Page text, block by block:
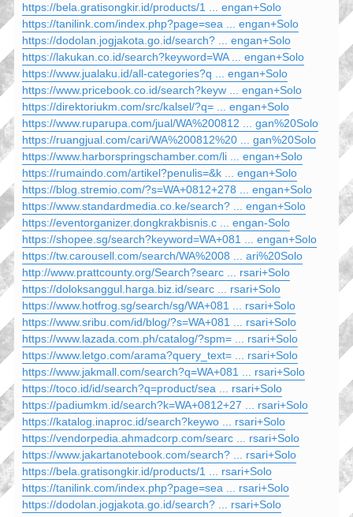
https://bela.gratisongkir.id/products/1 ... engan+Solo
https://tanilink.com/index.php?page=sea ... engan+Solo
https://dodolan.jogjakota.go.id/search? ... engan+Solo
https://lakukan.co.id/search?keyword=WA ... engan+Solo
https://www.jualaku.id/all-categories?q ... engan+Solo
https://www.pricebook.co.id/search?keyw ... engan+Solo
https://direktoriukm.com/src/kalsel/?q= ... engan+Solo
https://www.ruparupa.com/jual/WA%200812 ... gan%20Solo
https://ruangjual.com/cari/WA%200812%20 ... gan%20Solo
https://www.harborspringschamber.com/li ... engan+Solo
https://rumaindo.com/artikel?penulis=&k ... engan+Solo
https://blog.stremio.com/?s=WA+0812+278 ... engan+Solo
https://www.standardmedia.co.ke/search? ... engan+Solo
https://eventorganizer.dongkrakbisnis.c ... engan-Solo
https://shopee.sg/search?keyword=WA+081 ... engan+Solo
https://tw.carousell.com/search/WA%2008 ... ari%20Solo
http://www.prattcounty.org/Search?searc ... rsari+Solo
https://doloksanggul.harga.biz.id/searc ... rsari+Solo
https://www.hotfrog.sg/search/sg/WA+081 ... rsari+Solo
https://www.sribu.com/id/blog/?s=WA+081 ... rsari+Solo
https://www.lazada.com.ph/catalog/?spm= ... rsari+Solo
https://www.letgo.com/arama?query_text= ... rsari+Solo
https://www.jakmall.com/search?q=WA+081 ... rsari+Solo
https://toco.id/id/search?q=product/sea ... rsari+Solo
https://padiumkm.id/search?k=WA+0812+27 ... rsari+Solo
https://katalog.inaproc.id/search?keywo ... rsari+Solo
https://vendorpedia.ahmadcorp.com/searc ... rsari+Solo
https://www.jakartanotebook.com/search? ... rsari+Solo
https://bela.gratisongkir.id/products/1 ... rsari+Solo
https://tanilink.com/index.php?page=sea ... rsari+Solo
https://dodolan.jogjakota.go.id/search? ... rsari+Solo